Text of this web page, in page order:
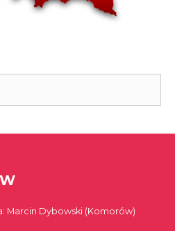
Marcin Dybowski (Komorów)